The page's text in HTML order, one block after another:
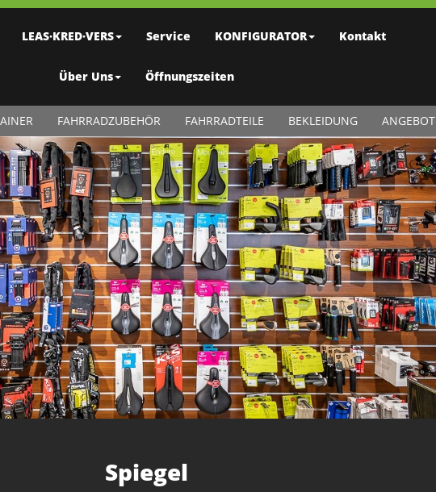
LEAS·KRED·VERS Service KONFIGURATOR Kontakt
Über Uns Öffnungszeiten
FAHRRADZUBEHÖR FAHRRADTEILE BEKLEIDUNG ANGEBOT
Spiegel